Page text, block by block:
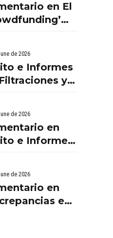
en El
al ladrillo
al ladrillo
al ladrillo -
Aurema
- Grupo
de 2026
e Informes
y
Saber
de 2026
en
e Informes
Lo Que
Saber por
de
de 2026
en
en